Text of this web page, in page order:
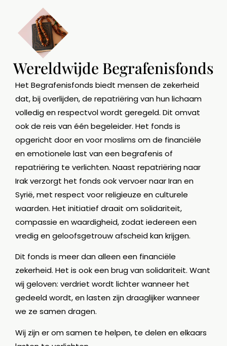
Wereldwijde Begrafenisfonds
Het Begrafenisfonds biedt mensen de zekerheid
dat, bij overlijden, de repatriëring van hun lichaam
volledig en respectvol wordt geregeld. Dit omvat
ook de reis van één begeleider. Het fonds is
opgericht door en voor moslims om de financiële
en emotionele last van een begrafenis of
repatriëring te verlichten. Naast repatriëring naar
Irak verzorgt het fonds ook vervoer naar Iran en
Syrië, met respect voor religieuze en culturele
waarden. Het initiatief draait om solidariteit,
compassie en waardigheid, zodat iedereen een
vredig en geloofsgetrouw afscheid kan krijgen.
Dit fonds is meer dan alleen een financiële
zekerheid. Het is ook een brug van solidariteit. Want
wij geloven: verdriet wordt lichter wanneer het
gedeeld wordt, en lasten zijn draaglijker wanneer
we ze samen dragen.
Wij zijn er om samen te helpen, te delen en elkaars